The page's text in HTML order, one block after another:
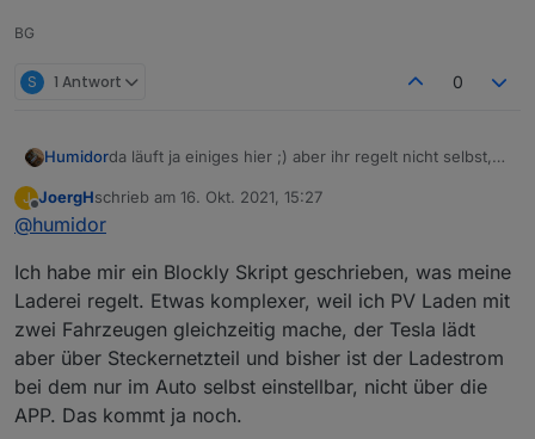
BG
S 1 Antwort 0
Humidorda läuft ja einiges hier ;) aber ihr regelt nicht selbst,
mehr als ich da jetzt habe, brauche ich nicht
ich muss selbst die Ladeleistung(Strom) einstellen
können, das ist Voraussetzung
denke der go-e über Modbus sollte das können.
schon klar, dass die WB träger sind.
J
Offline
JoergHschrieb am 16. Okt. 2021, 15:27
zuletzt editiert von
@humidor
Ich habe mir ein Blockly Skript geschrieben, was meine
Laderei regelt. Etwas komplexer, weil ich PV Laden mit
zwei Fahrzeugen gleichzeitig mache, der Tesla lädt
aber über Steckernetzteil und bisher ist der Ladestrom
bei dem nur im Auto selbst einstellbar, nicht über die
APP. Das kommt ja noch.